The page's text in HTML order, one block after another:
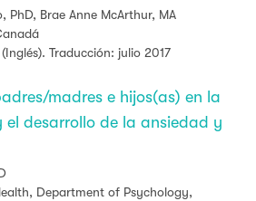
PhD, Brae Anne McArthur, MA
Traducción: julio 2017
madres e hijos(as) en la
desarrollo de la ansiedad y
Department of Psychology,